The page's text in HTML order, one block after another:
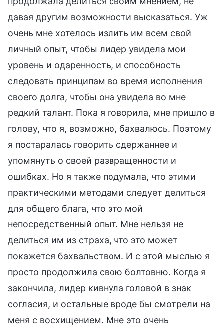
давая другим возможности высказаться. Уж
очень мне хотелось излить им всем свой
личный опыт, чтобы лидер увидела мои
уровень и одаренность, и способность
следовать принципам во время исполнения
своего долга, чтобы она увидела во мне
редкий талант. Пока я говорила, мне пришло в
голову, что я, возможно, бахвалюсь. Поэтому
я постаралась говорить сдержаннее и
упомянуть о своей развращенности и
ошибках. Но я также подумала, что этими
практическими методами следует делиться
для общего блага, что это мой
непосредственный опыт. Мне нельзя не
делиться им из страха, что это может
покажется бахвальством. И с этой мыслью я
просто продолжила свою болтовню. Когда я
закончила, лидер кивнула головой в знак
согласия, и остальные вроде бы смотрели на
меня с восхищением. Мне это очень